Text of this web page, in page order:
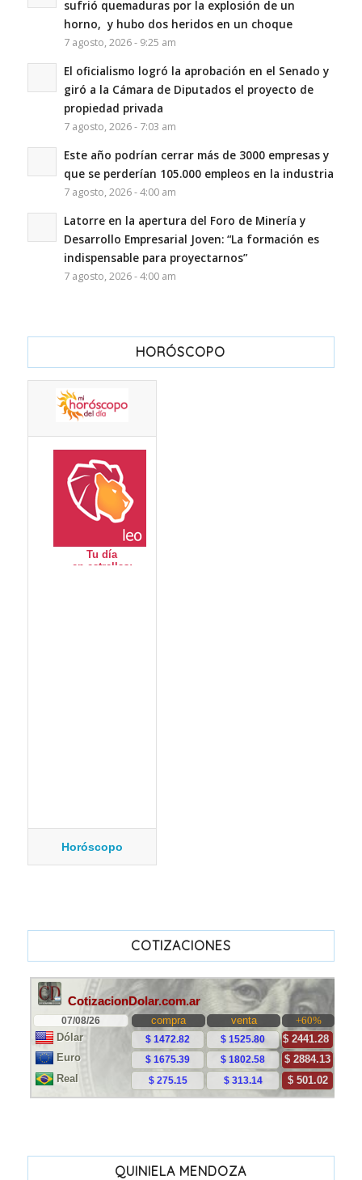
sufrió quemaduras por la explosión de un
horno, y hubo dos heridos en un choque
7 agosto, 2026 - 9:25 am
El oficialismo logró la aprobación en el Senado y
giró a la Cámara de Diputados el proyecto de
propiedad privada
7 agosto, 2026 - 7:03 am
Este año podrían cerrar más de 3000 empresas y
que se perderían 105.000 empleos en la industria
7 agosto, 2026 - 4:00 am
Latorre en la apertura del Foro de Minería y
Desarrollo Empresarial Joven: “La formación es
indispensable para proyectarnos”
7 agosto, 2026 - 4:00 am
HORÓSCOPO
Horóscopo
COTIZACIONES
QUINIELA MENDOZA